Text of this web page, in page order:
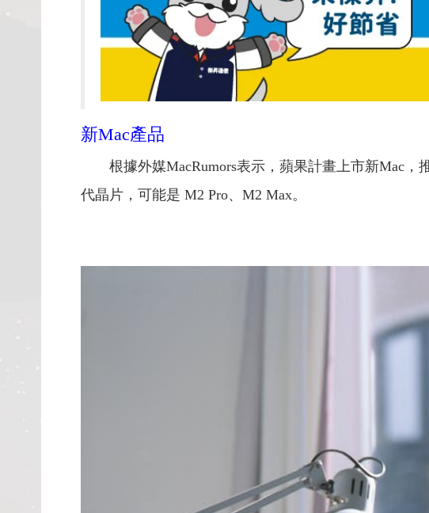
新Mac產品
根據外媒MacRumors表示，蘋果計畫上市新Mac，
代晶片，可能是 M2 Pro、M2 Max。